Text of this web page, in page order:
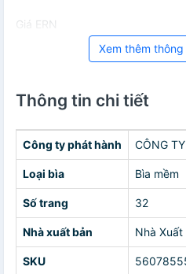
Giá ERN
Xem thêm
Thông tin chi tiết
Công ty phát hành CÔNG
Loại bìa Bìa mềm
Số trang 32
Nhà xuất bản Nhà Xuất
SKU